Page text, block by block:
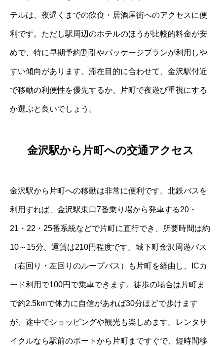
テルは、夜遅くまでの飲食・居酒屋街へのアクセスに便
利です。ただし駅周辺のホテルのほうが比較的料金が安
めで、特に早期予約割引やパッケージプランが利用しや
すい傾向があります。滞在目的に合わせて、金沢駅付近
で移動の利便性を優先するか、片町で夜遊び重視にする
か選ぶと良いでしょう。
金沢駅から片町への交通アクセス
金沢駅から片町への移動は非常に便利です。北鉄バスを
利用すれば、金沢駅東口7番乗り場から発車する20・
21・22・25番系統などで片町に直行でき、所要時間は約
10～15分、運賃は210円程度です。城下町金沢周遊バス
（右回り・左回りのループバス）も片町を経由し、ICカ
ード利用で100円で乗車できます。徒歩の場合は片町ま
で約2.5kmで体力に自信があれば30分ほどで歩けます
が、途中でショッピングや観光も楽しめます。レンタサ
イクルなら駅前のポートから片町まですぐで、短時間移